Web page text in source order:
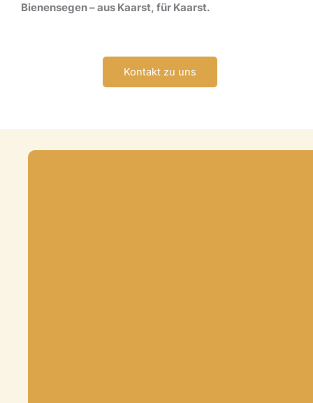
Bienensegen – aus Kaarst, für Kaarst.
Kontakt zu uns